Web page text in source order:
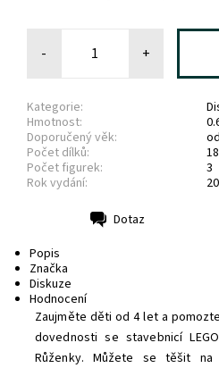
- +
Kategorie:
Hmotnost:
Doporučený věk:
Počet dílků:
Počet figurek:
3
Rok vydání:
Dotaz
Popis
Značka
Diskuze
Hodnocení
Zaujměte děti od 4 let a
dovednosti se stavebnicí
Růženky. Můžete se těšit